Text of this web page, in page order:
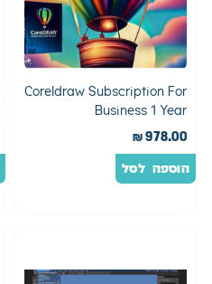
Coreldraw Subscription For
Business 1 Year
₪978.00
הוספה לסל